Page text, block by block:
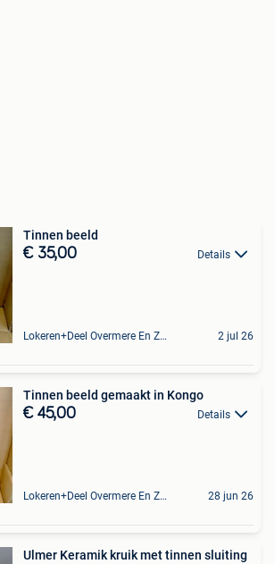
Tinnen beeld
€ 35,00 Details
Lokeren+Deel Overmere En Zele 2 jul 26
Tinnen beeld gemaakt in Kongo
€ 45,00 Details
Lokeren+Deel Overmere En Zele 28 jun 26
Ulmer Keramik kruik met tinnen sluiting